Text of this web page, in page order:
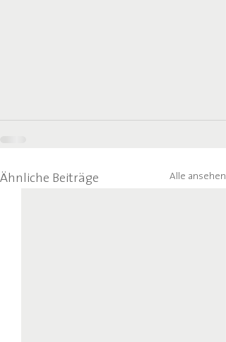
Ähnliche Beiträge Alle ansehen